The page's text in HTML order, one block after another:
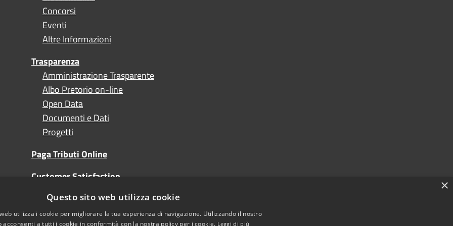
Concorsi
Eventi
Altre Informazioni
Trasparenza
Amministrazione Trasparente
Albo Pretorio on-line
Open Data
Documenti e Dati
Progetti
Paga Tributi Online
Customer Satisfaction
Turismo
×
Questo sito web utilizza cookie
utilizza i cookie per migliorare la tua esperienza di navigazione. Utilizzando il nostro
acconsenti a tutti i cookie in conformità con la nostra policy per i cookie. Leggi di più